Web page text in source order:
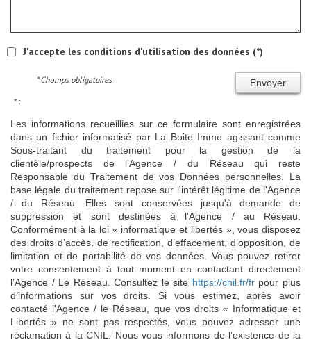
J'accepte les conditions d'utilisation des données (*)
Envoyer
* Champs obligatoires
* :
Les informations recueillies sur ce formulaire sont enregistrées
dans un fichier informatisé par La Boite Immo agissant comme
Sous-traitant du traitement pour la gestion de la
clientèle/prospects de l'Agence / du Réseau qui reste
Responsable du Traitement de vos Données personnelles. La
base légale du traitement repose sur l'intérêt légitime de l'Agence
/ du Réseau. Elles sont conservées jusqu'à demande de
suppression et sont destinées à l'Agence / au Réseau.
Conformément à la loi « informatique et libertés », vous disposez
des droits d’accès, de rectification, d’effacement, d’opposition, de
limitation et de portabilité de vos données. Vous pouvez retirer
votre consentement à tout moment en contactant directement
l’Agence / Le Réseau. Consultez le site https://cnil.fr/frpour plus
d’informations sur vos droits. Si vous estimez, après avoir
contacté l'Agence / le Réseau, que vos droits « Informatique et
Libertés » ne sont pas respectés, vous pouvez adresser une
réclamation à la CNIL. Nous vous informons de l’existence de la